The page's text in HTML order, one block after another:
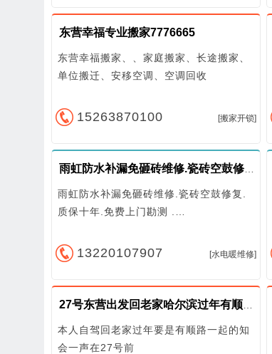
东营幸福专业搬家7776665
东营幸福搬家、、家庭搬家、长途搬家、
单位搬迁、安移空调、空调回收
15263870100 [搬家开锁]
雨虹防水补漏免砸砖维修.瓷砖空鼓修复.
质保十年.免费上门勘测 .…
13220107907 [水电暖维修]
本人自驾回老家过年要是有顺路一起的知
会一声在27号前